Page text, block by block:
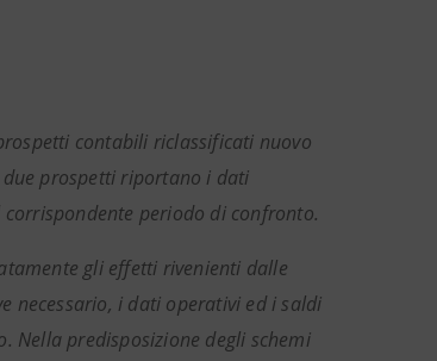
contabili riclassificati nuovo
prospetti riportano i dati
periodo di confronto.
gli effetti rivenienti dalle
necessario, i dati operativi ed i saldi
Nella predisposizione degli schemi